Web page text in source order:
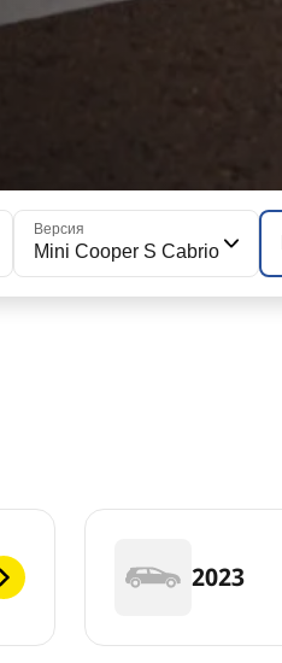
Версия
Mini Cooper S Cabrio
2023